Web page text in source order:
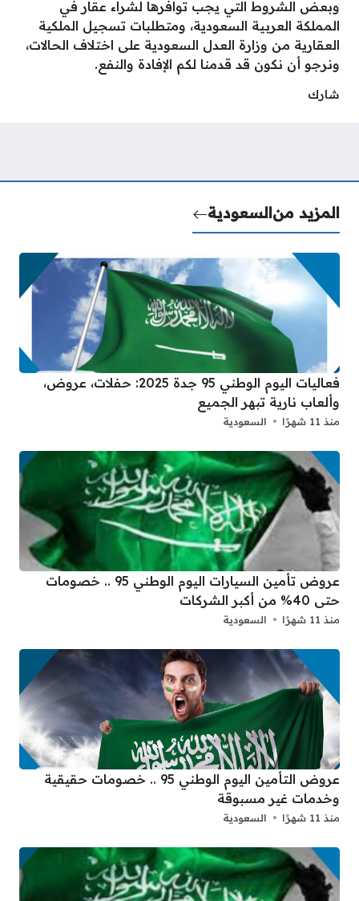
وبعض الشروط التي يجب توافرها لشراء عقار في
المملكة العربية السعودية، ومتطلبات تسجيل الملكية
العقارية من وزارة العدل السعودية على اختلاف الحالات،
ونرجو أن نكون قد قدمنا لكم الإفادة والنفع.
شارك
المزيد منالسعودية
فعاليات اليوم الوطني 95 جدة 2025: حفلات، عروض،
وألعاب نارية تبهر الجميع
منذ 11 شهرًا السعودية
عروض تأمين السيارات اليوم الوطني 95 .. خصومات
حتى 40% من أكبر الشركات
منذ 11 شهرًا السعودية
عروض التأمين اليوم الوطني 95 .. خصومات حقيقية
وخدمات غير مسبوقة
منذ 11 شهرًا السعودية